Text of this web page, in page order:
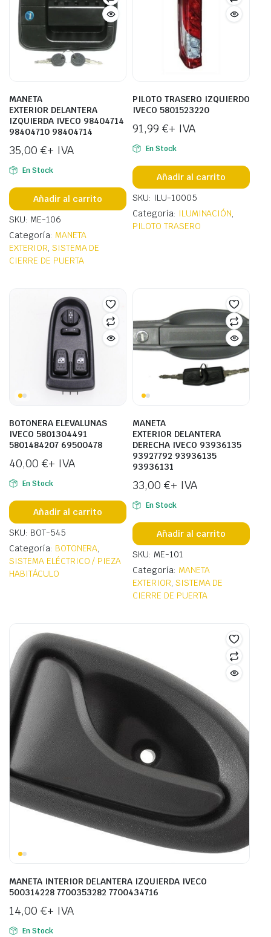
MANETA
EXTERIOR DELANTERA
IZQUIERDA IVECO 98404714
98404710 98404714
35,00 €+ IVA
En Stock
Añadir al carrito
SKU: ME-106
Categoría: MANETA
EXTERIOR, SISTEMA DE
CIERRE DE PUERTA
PILOTO TRASERO IZQUIERDO
IVECO 5801523220
91,99 €+ IVA
En Stock
Añadir al carrito
SKU: ILU-10005
Categoría: ILUMINACIÓN,
PILOTO TRASERO
BOTONERA ELEVALUNAS
IVECO 5801304491
5801484207 69500478
40,00 €+ IVA
En Stock
Añadir al carrito
SKU: BOT-545
Categoría: BOTONERA,
SISTEMA ELÉCTRICO / PIEZA
HABITÁCULO
MANETA
EXTERIOR DELANTERA
DERECHA IVECO 93936135
93927792 93936135
93936131
33,00 €+ IVA
En Stock
Añadir al carrito
SKU: ME-101
Categoría: MANETA
EXTERIOR, SISTEMA DE
CIERRE DE PUERTA
MANETA INTERIOR DELANTERA IZQUIERDA IVECO
500314228 7700353282 7700434716
14,00 €+ IVA
En Stock